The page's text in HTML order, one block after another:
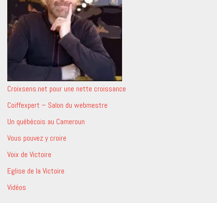
Croixsens.net pour une nette croissance
Coiffexpert – Salon du webmestre
Un québécois au Cameroun
Vous pouvez y croire
Voix de Victoire
Eglise de la Victoire
Vidéos